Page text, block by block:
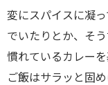
変にスパイスに凝
でいたりとか、そ
慣れているカレー
ご飯はサラッと固